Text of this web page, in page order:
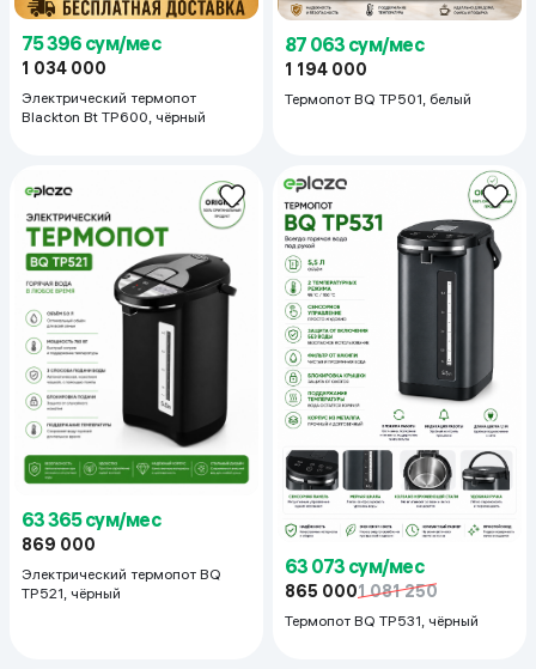
75 396 сум/мес
1 034 000
Электрический термопот
Blackton Bt TP600, чёрный
87 063 сум/мес
1 194 000
Термопот BQ TP501, белый
63 365 сум/мес
869 000
Электрический термопот BQ
TP521, чёрный
63 073 сум/мес
865 0001 081 250
Термопот BQ TP531, чёрный